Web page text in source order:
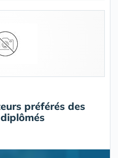
préférés des